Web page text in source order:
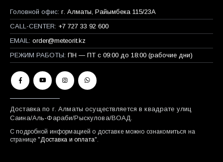
Головной офис: г. Алматы, Райымбека 115/23A
CALL-CENTER: +7 727 33 92 600
EMAIL: order@meteorit.kz
РЕЖИМ РАБОТЫ: ПН — ПТ с 09:00 до 18:00 (рабочие дни)
Доставка по г. Алматы осуществляется в квадрате улиц
Саина/Аль-Фараби/Рыскулова/ВОАД.
С подробной информацией о доставке можно ознакомиться на
странице " Доставка и оплата".